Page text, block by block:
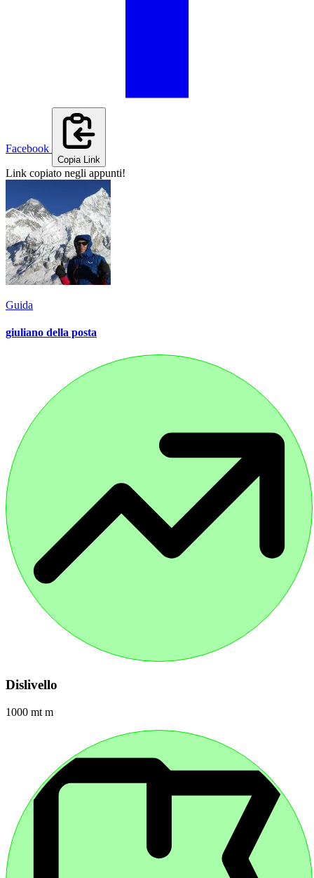
Facebook
Copia Link
Link copiato negli appunti!
Guida
giuliano della posta
Dislivello
1000 mt m